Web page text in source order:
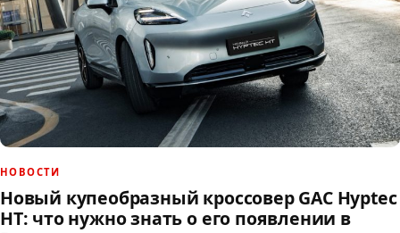
НОВОСТИ
Новый купеобразный кроссовер GAC Hyptec
HT: что нужно знать о его появлении в